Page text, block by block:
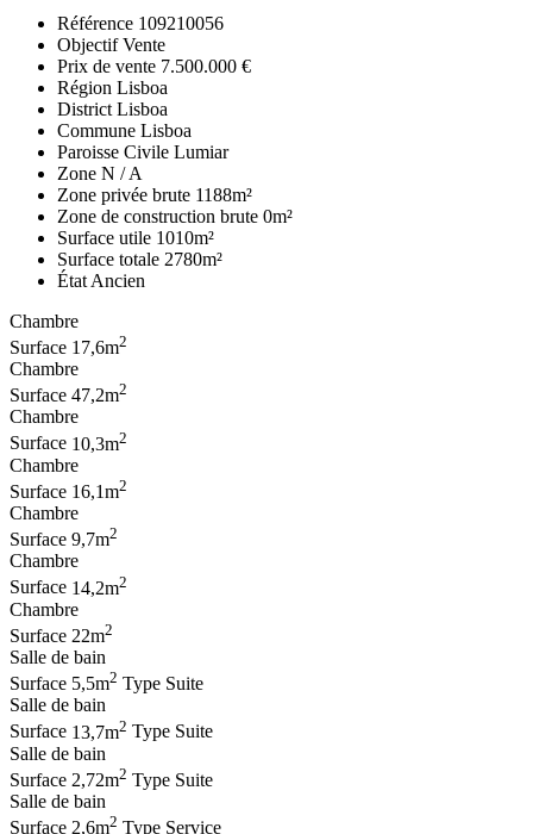
Référence 109210056
Objectif Vente
Prix de vente 7.500.000 €
Région Lisboa
District Lisboa
Commune Lisboa
Paroisse Civile Lumiar
Zone N / A
Zone privée brute 1188m²
Zone de construction brute 0m²
Surface utile 1010m²
Surface totale 2780m²
État Ancien
Chambre
Surface 17,6m2
Chambre
Surface 47,2m2
Chambre
Surface 10,3m2
Chambre
Surface 16,1m2
Chambre
Surface 9,7m2
Chambre
Surface 14,2m2
Chambre
Surface 22m2
Salle de bain
Surface 5,5m2 Type Suite
Salle de bain
Surface 13,7m2 Type Suite
Salle de bain
Surface 2,72m2 Type Suite
Salle de bain
Surface 2,6m2 Type Service